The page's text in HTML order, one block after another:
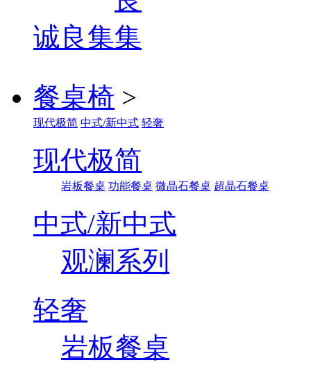
诚良集
餐桌椅 >
现代极简 中式/新中式 轻奢
现代极简
岩板餐桌 功能餐桌 微晶石餐桌 超晶石餐桌
中式/新中式
观澜系列
轻奢
岩板餐桌